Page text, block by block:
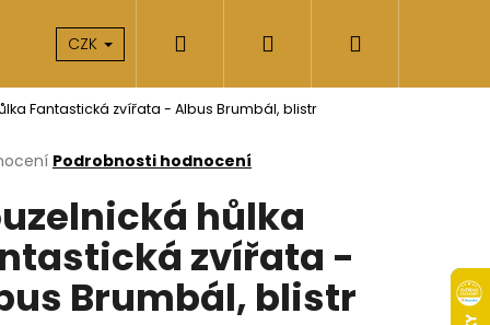
O nás
CZK Přihlášení
Fantastická zvířata - Albus Brumbál, blistr
Podrobnosti hodnocení
hůlka
zvířata -
Brumbál, blistr